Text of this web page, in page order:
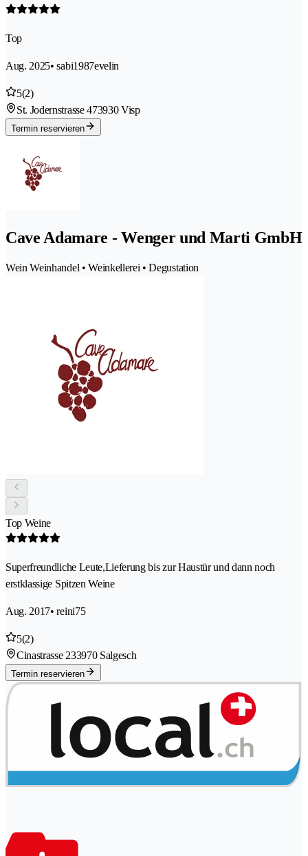
Top
Aug. 2025• sabi1987evelin
5(2)
St. Jodernstrasse 473930 Visp
Termin reservieren
Cave Adamare - Wenger und Marti GmbH
Wein Weinhandel • Weinkellerei • Degustation
Top Weine
Superfreundliche Leute,Lieferung bis zur Haustür und dann noch
erstklassige Spitzen Weine
Aug. 2017• reini75
5(2)
Cinastrasse 233970 Salgesch
Termin reservieren